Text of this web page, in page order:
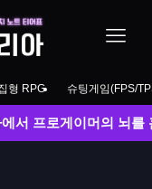
형 RPG 슈팅게임(FPS/
이머의 뇌를 훔쳐보세